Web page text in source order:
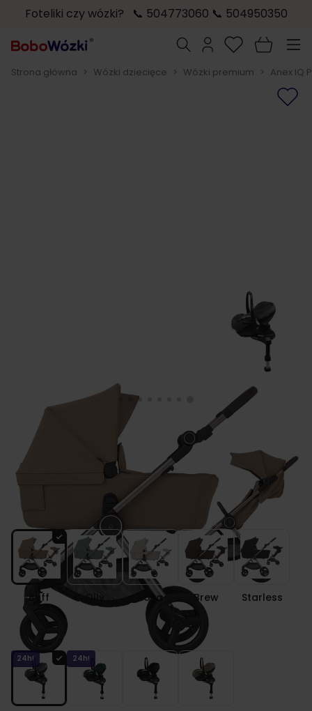
Foteliki czy wózki? 📞 504773060 📞 504950350
Szukaj
Strona główna > Wózki dziecięce > Wózki premium > Anex IQ
Anex IQ PREMIUM wózek 4w1 + fotelik
Maxi Cosi PEBBLE 360 PRO 2 + baza
Kolor
Buff Soya Brew Starless
Kolor fotelika
24h! 24h!